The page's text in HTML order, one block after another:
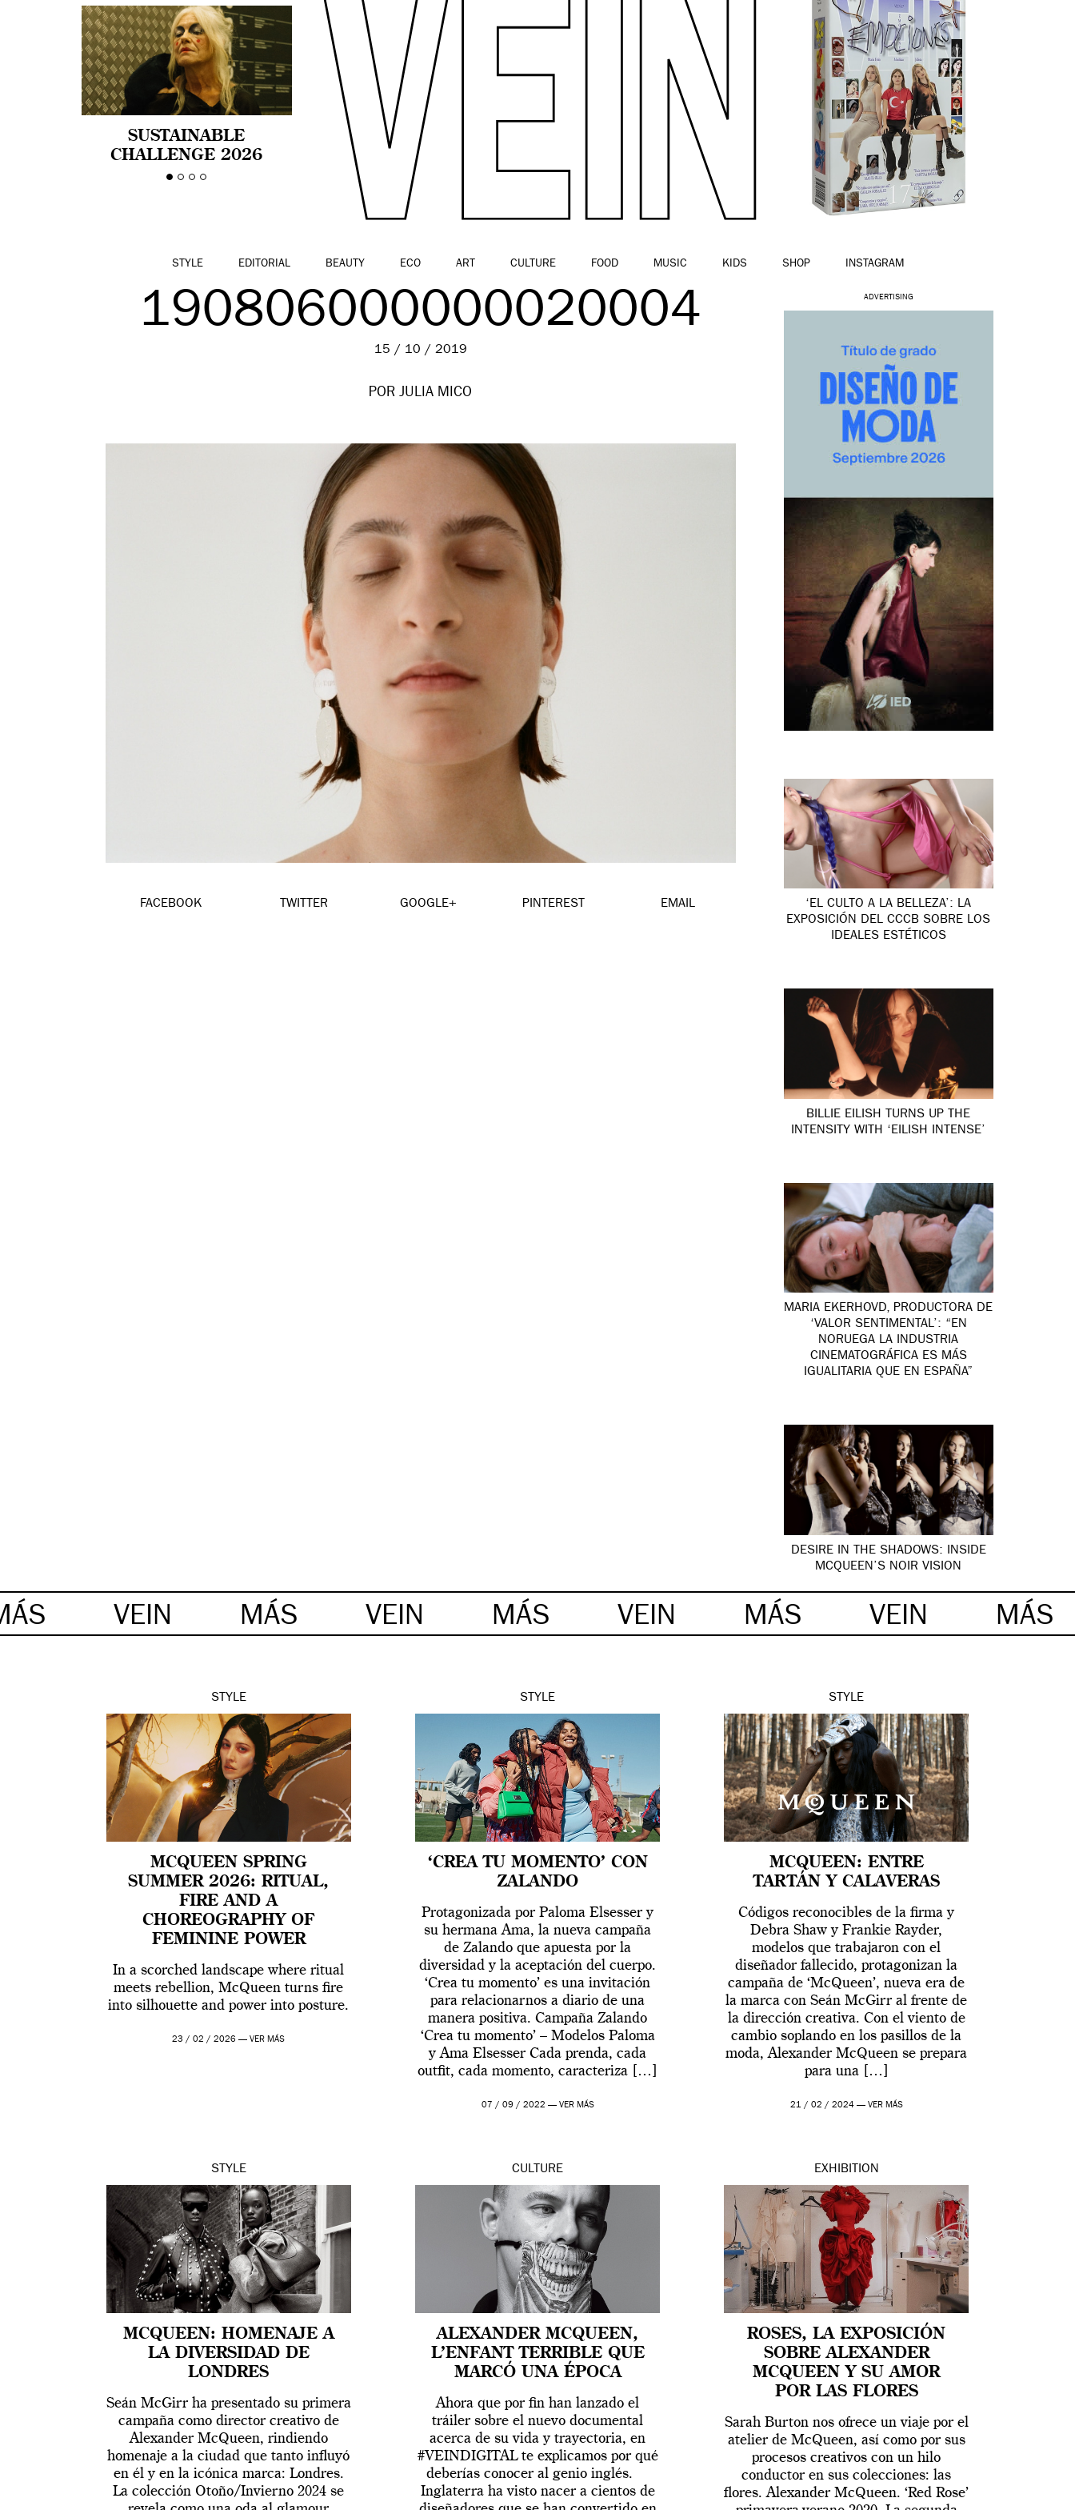
SUSTAINABLE
CHALLENGE 2026
CELEBRA LA
STYLE EDITORIAL BEAUTY ECO ART CULTURE FOOD MUSIC KIDS SHOP INSTAGRAM
190806000000020004
15 / 10 / 2019
POR JULIA MICO
FACEBOOK TWITTER GOOGLE+ PINTEREST EMAIL
ADVERTISING
‘EL CULTO A LA BELLEZA’: LA
EXPOSICIÓN DEL CCCB SOBRE LOS
IDEALES ESTÉTICOS
BILLIE EILISH TURNS UP THE
INTENSITY WITH ‘EILISH INTENSE’
MARIA EKERHOVD, PRODUCTORA DE
‘VALOR SENTIMENTAL’: “EN
NORUEGA LA INDUSTRIA
CINEMATOGRÁFICA ES MÁS
IGUALITARIA QUE EN ESPAÑA”
DESIRE IN THE SHADOWS: INSIDE
MCQUEEN’S NOIR VISION
VEIN MÁS VEIN MÁS VEIN MÁS VEIN MÁS
STYLE
MCQUEEN SPRING
SUMMER 2026: RITUAL,
FIRE AND A
CHOREOGRAPHY OF
FEMININE POWER
In a scorched landscape where ritual
meets rebellion, McQueen turns fire
into silhouette and power into posture.
23 / 02 / 2026 —VER MÁS
STYLE
‘CREA TU MOMENTO’ CON
ZALANDO
Protagonizada por Paloma Elsesser y
su hermana Ama, la nueva campaña
de Zalando que apuesta por la
diversidad y la aceptación del cuerpo.
‘Crea tu momento’ es una invitación
para relacionarnos a diario de una
manera positiva. Campaña Zalando
‘Crea tu momento’ – Modelos Paloma
y Ama Elsesser Cada prenda, cada
outfit, cada momento, caracteriza […]
07 / 09 / 2022 — VER MÁS
STYLE
MCQUEEN: ENTRE
TARTÁN Y CALAVERAS
Códigos reconocibles de la firma y
Debra Shaw y Frankie Rayder,
modelos que trabajaron con el
diseñador fallecido, protagonizan la
campaña de ‘McQueen’, nueva era de
la marca con Seán McGirr al frente de
la dirección creativa. Con el viento de
cambio soplando en los pasillos de la
moda, Alexander McQueen se prepara
para una […]
21 / 02 / 2024 — VER MÁS
STYLE
MCQUEEN: HOMENAJE A
LA DIVERSIDAD DE
LONDRES
Seán McGirr ha presentado su primera
campaña como director creativo de
Alexander McQueen, rindiendo
homenaje a la ciudad que tanto influyó
en él y en la icónica marca: Londres.
La colección Otoño/Invierno 2024 se
CULTURE
ALEXANDER MCQUEEN,
L’ENFANT TERRIBLE QUE
MARCÓ UNA ÉPOCA
Ahora que por fin han lanzado el
tráiler sobre el nuevo documental
acerca de su vida y trayectoria, en
#VEINDIGITAL te explicamos por qué
deberías conocer al genio inglés.
Inglaterra ha visto nacer a cientos de
EXHIBITION
ROSES, LA EXPOSICIÓN
SOBRE ALEXANDER
MCQUEEN Y SU AMOR
POR LAS FLORES
Sarah Burton nos ofrece un viaje por el
atelier de McQueen, así como por sus
procesos creativos con un hilo
conductor en sus colecciones: las
flores. Alexander McQueen. ‘Red Rose’